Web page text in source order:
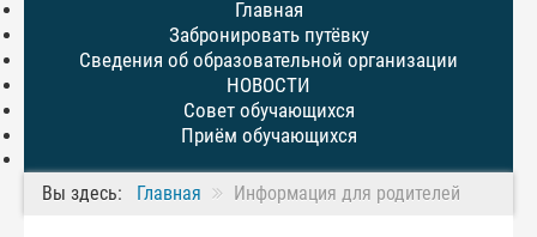
Главная
Забронировать путёвку
Сведения об образовательной организации
НОВОСТИ
Совет обучающихся
Приём обучающихся
Вы здесь: Главная Информация для родителей